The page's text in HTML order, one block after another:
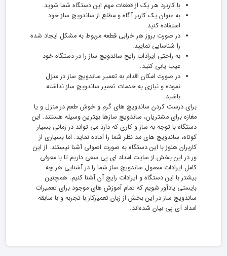
با کاربرد هر یک از قطعات مهم این دستگاه شما شوید.
به عنوان یک کاربر آگاه و مطلع از ساندویچ ساز خود
استفاده کنید.
در صورت بروز هر خرابی قطعه مربوط به مشکل ایجاد شده
را شناسایی نمایید.
به راحتی ایرادات رایج ساندویچ ساز را در دستگاه خود
عیب یابی کنید.
در صورت امکان اقدام به تعمیر ساندویچ ساز در منزل
نموده و نیازی به خدمات تعمیر ساندویچ ساز نداشته
باشید.
برای درست کردن ساندویچ های گرم و خوش طعم در منزل و یا
مغازه برای مشتریان، ساندویچ سازها بهترین وسیله هستند. این
دستگاه با توجه به ساز و کاری که دارد می تواند در زمانی بسیار
کوتاه، ساندویچ های مد نظر شما را آماده نماید. اما بسیاری از
کاربران هنوز با این دستگاه به صورت اصولی آشنا نیستند. از این
ور در این بخش از سایت امداد ای پی سعی داریم تا با معرفی
کامل ایرادات معمول ساندویچ ساز شما را در آشنایی هر چه
بیشتر با این دستگاه و ایرادات رایج آن آشنا کنیم. همچنین
بایستی یادآور شویم که تمام آموزش های موجود برای تعمیرات
ساندویچ ساز در این بخش از زبان تعمیرکار با تجربه و با سابقه
امداد آی پی بیان شده‌اند.